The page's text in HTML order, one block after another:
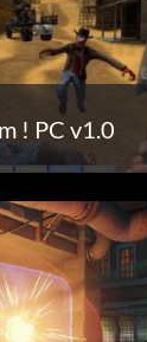
! PC v1.0